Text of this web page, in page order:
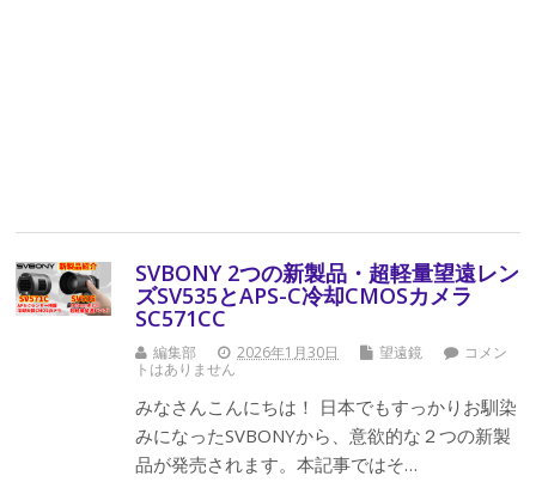
SVBONY 2つの新製品・超軽量望遠レン
ズSV535とAPS-C冷却CMOSカメラ
SC571CC
編集部 2026年1月30日 望遠鏡
コメン
トはありません
みなさんこんにちは！ 日本でもすっかりお馴染
みになったSVBONYから、意欲的な２つの新製
品が発売されます。本記事ではそ…